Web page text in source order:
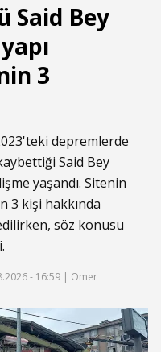
Said Bey
3
depremlerde
Said Bey
yaşandı. Sitenin
3 kişi hakkında
söz konusu
- 16:59 | Ömer